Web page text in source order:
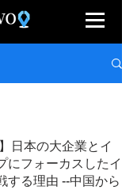
日本の大企業とイ
にフォーカスしたイ
する理由 --中国から